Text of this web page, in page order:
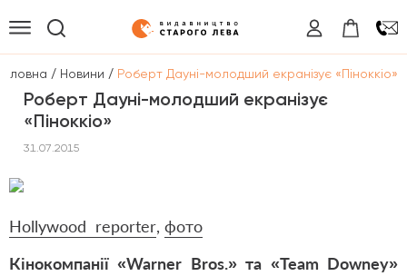
/ Новини / Роберт Дауні-молодший екранізує «Піноккіо»
Роберт Дауні-молодший екранізує
«Піноккіо»
31.07.2015
Hollywood reporter, фото
Кінокомпанії «Warner Bros.» та «Team Downey»